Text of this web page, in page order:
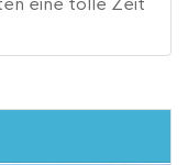
eine tolle Zeit